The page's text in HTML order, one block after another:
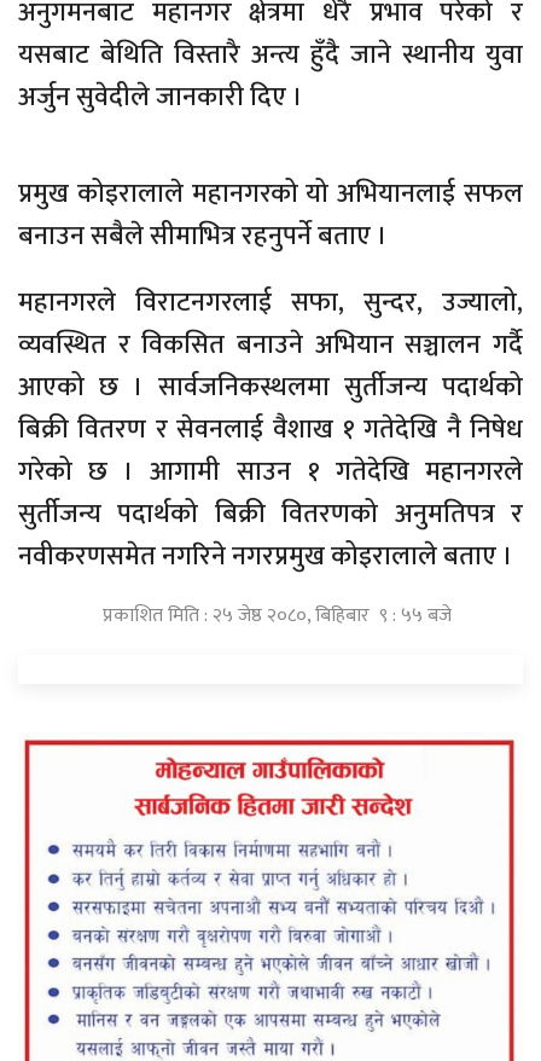
अनुगमनबाट महानगर क्षेत्रमा धेरै प्रभाव परेको र
यसबाट बेथिति विस्तारै अन्त्य हुँदै जाने स्थानीय युवा
अर्जुन सुवेदीले जानकारी दिए ।
प्रमुख कोइरालाले महानगरको यो अभियानलाई सफल
बनाउन सबैले सीमाभित्र रहनुपर्ने बताए ।
महानगरले विराटनगरलाई सफा, सुन्दर, उज्यालो,
व्यवस्थित र विकसित बनाउने अभियान सञ्चालन गर्दै
आएको छ । सार्वजनिकस्थलमा सुर्तीजन्य पदार्थको
बिक्री वितरण र सेवनलाई वैशाख १ गतेदेखि नै निषेध
गरेको छ । आगामी साउन १ गतेदेखि महानगरले
सुर्तीजन्य पदार्थको बिक्री वितरणको अनुमतिपत्र र
नवीकरणसमेत नगरिने नगरप्रमुख कोइरालाले बताए ।
प्रकाशित मिति : २५ जेष्ठ २०८०, बिहिबार ९ : ५५ बजे